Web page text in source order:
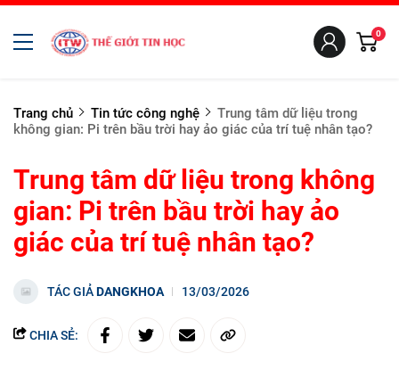
0
Trang chủ Tin tức công nghệ
Trung tâm dữ liệu trong
không gian: Pi trên bầu trời hay ảo giác của trí tuệ nhân tạo?
Trung tâm dữ liệu trong không
gian: Pi trên bầu trời hay ảo
giác của trí tuệ nhân tạo?
TÁC GIẢDANGKHOA 13/03/2026
CHIA SẺ: